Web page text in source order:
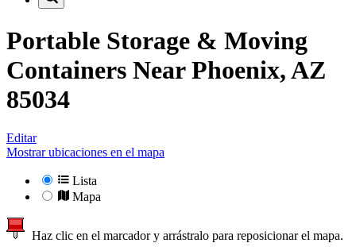
Portable Storage & Moving
Containers NearPhoenix, AZ
85034
Editar
Mostrar ubicaciones en el mapa
Lista
Mapa
Haz clic en el marcador y arrástralo para reposicionar el mapa.